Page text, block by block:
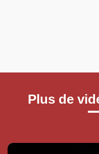
Plus de